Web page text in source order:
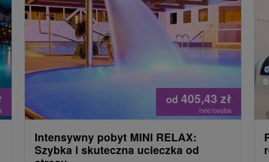
od 405,43zł
/noc/osoba
Intensywny pobyt MINI RELAX:
Szybka i skuteczna ucieczka od